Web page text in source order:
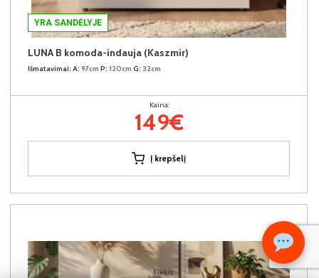
Kiekis:
YRA SANDĖLYJE
LUNA B komoda-indauja (Kaszmir)
Išmatavimai: A: 97cm P: 120cm G: 32cm
Kaina:
149€
Į krepšelį